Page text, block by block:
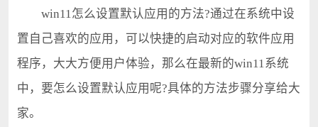
win11怎么设置默认应用的方法?通过在系统中设
置自己喜欢的应用，可以快捷的启动对应的软件应用
程序，大大方便用户体验，那么在最新的win11系统
中，要怎么设置默认应用呢?具体的方法步骤分享给大
家。